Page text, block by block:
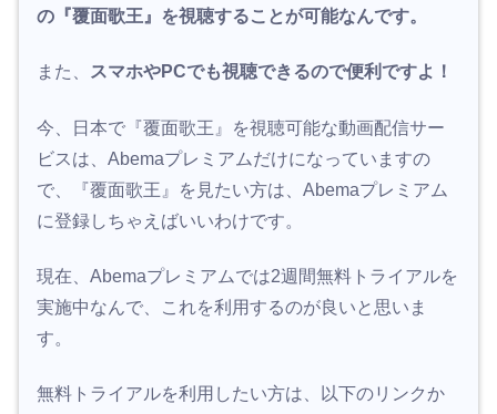
の『覆面歌王』を視聴することが可能なんです。
また、 スマホやPCでも視聴できるので便利ですよ！
今、日本で『覆面歌王』を視聴可能な動画配信サー
ビスは、Abemaプレミアムだけになっていますの
で、『覆面歌王』を見たい方は、Abemaプレミアム
に登録しちゃえばいいわけです。
現在、Abemaプレミアムでは2週間無料トライアルを
実施中なんで、これを利用するのが良いと思いま
す。
無料トライアルを利用したい方は、以下のリンクか